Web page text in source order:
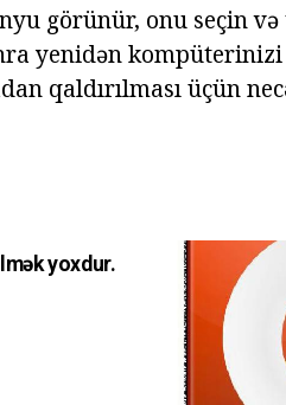
görünür, onu seçin
yenidən
qaldırılması üçün
yoxdur.